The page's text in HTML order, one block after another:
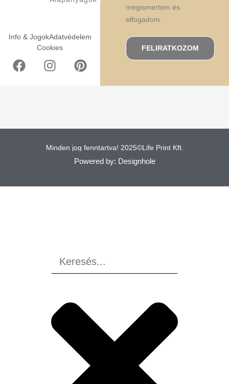
megismertem és
elfogadom.
FELIRATKOZOM
Info & JogokAdatvédelem
Cookies
Minden jog fenntartva! 2025©Life Print Kft.
Powered by: Designhole